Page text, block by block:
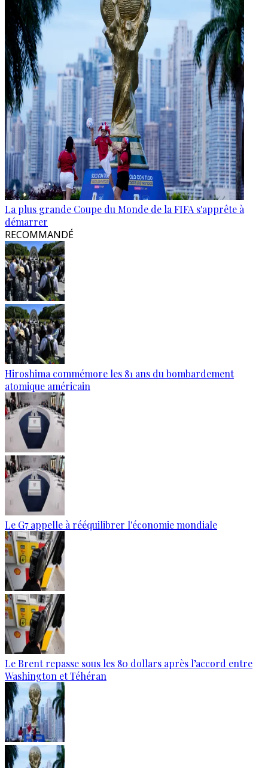
La plus grande Coupe du Monde de la FIFA s'apprête à
démarrer
RECOMMANDÉ
Hiroshima commémore les 81 ans du bombardement
atomique américain
Le G7 appelle à rééquilibrer l'économie mondiale
Le Brent repasse sous les 80 dollars après l’accord entre
Washington et Téhéran